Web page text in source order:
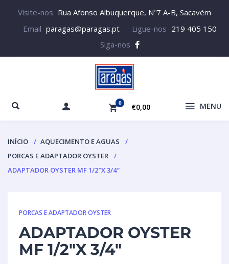
Visite-nos Rua Afonso Albuquerque, Nº7 A-B, Sacavém
Email paragas@paragas.pt Ligue-nos 219 405 150
Siga-nos
0 €0,00 MENU
INÍCIO
AQUECIMENTO E AGUAS
PORCAS E ADAPTADOR OYSTER
ADAPTADOR OYSTER MF 1/2″X 3/4″
PORCAS E ADAPTADOR OYSTER
ADAPTADOR OYSTER
MF 1/2″X 3/4″